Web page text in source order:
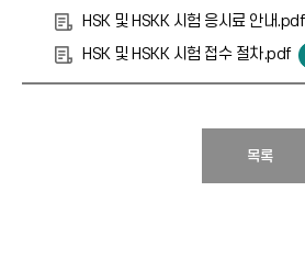
HSK 및 HSKK 시험 응시료 안내.pdf
HSK 및 HSKK 시험 접수 절차.pdf
목록